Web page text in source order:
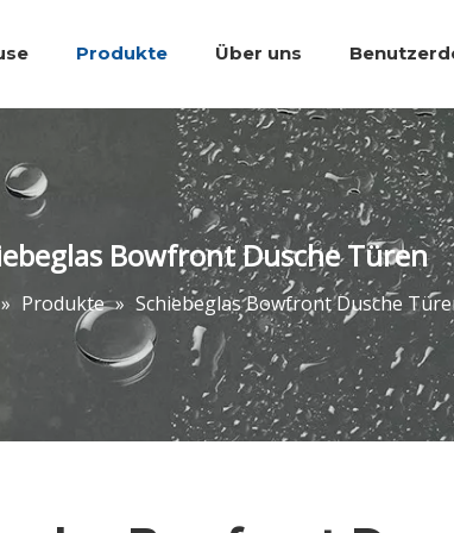
Produkte Über uns
Bowfront Dusche Türen
» Produkte » Schiebeglas Bowfront Dusche